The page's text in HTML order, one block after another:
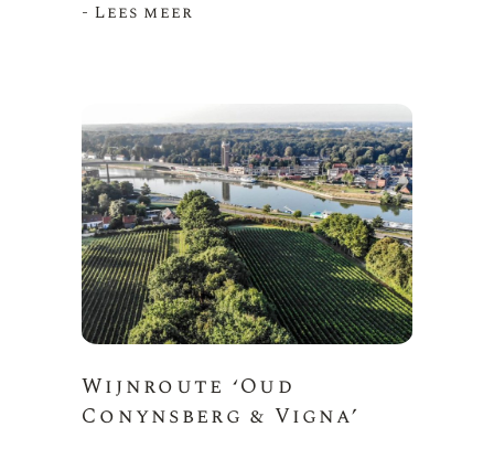
- Lees meer
Wijnroute ‘Oud
Conynsberg & Vigna’